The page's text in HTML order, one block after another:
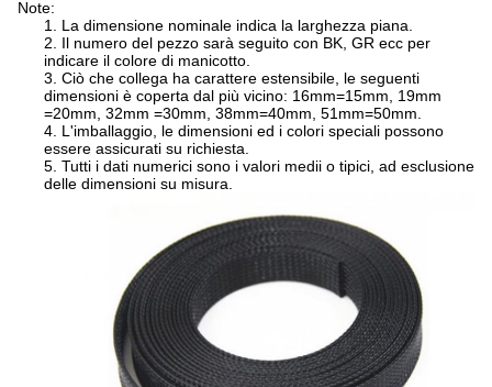
Note:
1. La dimensione nominale indica la larghezza piana.
2. Il numero del pezzo sarà seguito con BK, GR ecc per
indicare il colore di manicotto.
3. Ciò che collega ha carattere estensibile, le seguenti
dimensioni è coperta dal più vicino: 16mm=15mm, 19mm
=20mm, 32mm =30mm, 38mm=40mm, 51mm=50mm.
4. L'imballaggio, le dimensioni ed i colori speciali possono
essere assicurati su richiesta.
5. Tutti i dati numerici sono i valori medii o tipici, ad esclusione
delle dimensioni su misura.